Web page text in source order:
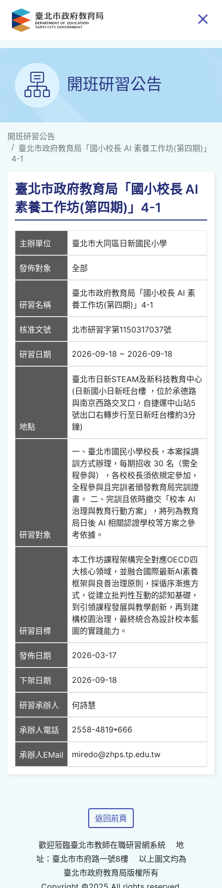
跳到主要內容
開班研習公告
開班研習公告
臺北市政府教育局「國小校長 AI 素養工作坊(第四期)」
4-1
臺北市政府教育局「國小校長 AI
素養工作坊(第四期)」4-1
主辦單位 臺北市大同區日新國民小學
發佈對象 全部
研習名稱
臺北市政府教育局「國小校長 AI 素
養工作坊(第四期)」4-1
核准文號 北市研習字第1150317037號
研習日期 2026-09-18 ~ 2026-09-18
地點
臺北市日新STEAM及新科技教育中心
(日新國小日新旺台樓 ，位​於承德路
與南京西路交叉口，自捷運中山​站5
號出口右轉步行至日新旺台樓約3分
鐘)
研習對象
一、臺北市國民小學校長，本案採調
訓方式辦理，每期招收 30 名（需全
程參與），各校校長須依規定參加，
全程參與且完訓者頒發教育局完訓證
書。 二、完訓且依時繳交「校本 AI
治理與教育行動方案」，將列為教育
局日後 AI 相關認證學校等方案之參
考依據。
研習目標
本工作坊課程架構完全對應OECD四
大核心領域，並融合國際最新AI素養
框架與良善治理原則，採循序漸進方
式，從建立批判性互動的認知基礎，
到引領課程發展與教學創新，再到建
構校園治理，最終統合為設計校本藍
圖的實踐能力。
發佈日期 2026-03-17
下架日期 2026-09-18
研習承辦人 何詩慧
承辦人電話 2558-4819*666
承辦人EMail miredo@zhps.tp.edu.tw
返回前頁
歡迎蒞臨臺北市教師在職研習網系統 地
址：臺北市市府路一號8樓 以上圖文均為
臺北市政府教育局版權所有